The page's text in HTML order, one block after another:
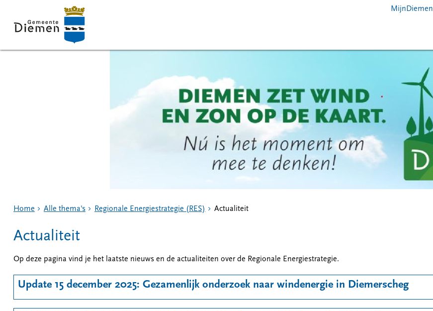
MijnDiemen
Home Alle thema's Regionale Energiestrategie (RES) Actualiteit
Actualiteit
Op deze pagina vind je het laatste nieuws en de actualiteiten over de Regionale Energiestrategie.
Update 15 december 2025: Gezamenlijk onderzoek naar windenergie in Diemerscheg